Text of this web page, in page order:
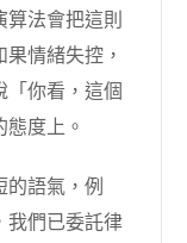
法會把這則
情緒失控，
「你看，這個
度上。
的語氣，例
我們已委託律